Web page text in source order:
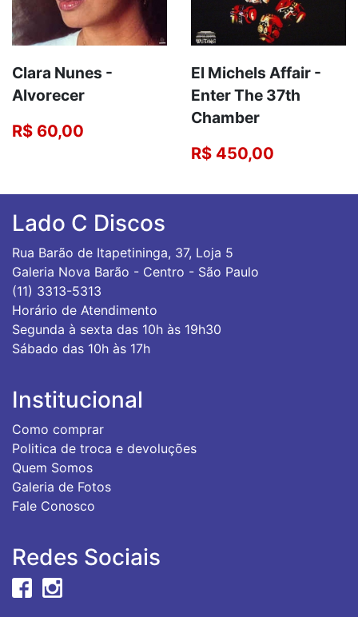
Clara Nunes -
Alvorecer
R$ 60,00
El Michels Affair -
Enter The 37th
Chamber
R$ 450,00
Lado C Discos
Rua Barão de Itapetininga, 37, Loja 5
Galeria Nova Barão - Centro - São Paulo
(11) 3313-5313
Horário de Atendimento
Segunda à sexta das 10h às 19h30
Sábado das 10h às 17h
Institucional
Como comprar
Politica de troca e devoluções
Quem Somos
Galeria de Fotos
Fale Conosco
Redes Sociais